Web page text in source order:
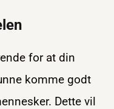
for at din
komme godt
Dette vil